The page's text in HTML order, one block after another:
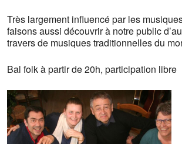
Très largement influencé par les
faisons aussi découvrir à notre public
travers de musiques traditionnelles du
Bal folk à partir de 20h, participation libre